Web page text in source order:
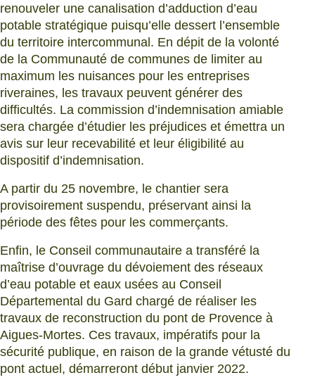
renouveler une canalisation d’adduction d’eau
potable stratégique puisqu’elle dessert l’ensemble
du territoire intercommunal. En dépit de la volonté
de la Communauté de communes de limiter au
maximum les nuisances pour les entreprises
riveraines, les travaux peuvent générer des
difficultés. La commission d’indemnisation amiable
sera chargée d’étudier les préjudices et émettra un
avis sur leur recevabilité et leur éligibilité au
dispositif d’indemnisation.
A partir du 25 novembre, le chantier sera
provisoirement suspendu, préservant ainsi la
période des fêtes pour les commerçants.
Enfin, le Conseil communautaire a transféré la
maîtrise d’ouvrage du dévoiement des réseaux
d’eau potable et eaux usées au Conseil
Départemental du Gard chargé de réaliser les
travaux de reconstruction du pont de Provence à
Aigues-Mortes. Ces travaux, impératifs pour la
sécurité publique, en raison de la grande vétusté du
pont actuel, démarreront début janvier 2022.